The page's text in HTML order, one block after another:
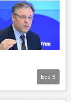
Амалиёти вижаи Русия барои ҳимояи Донбасс: охирин хабарҳо
Боз 6